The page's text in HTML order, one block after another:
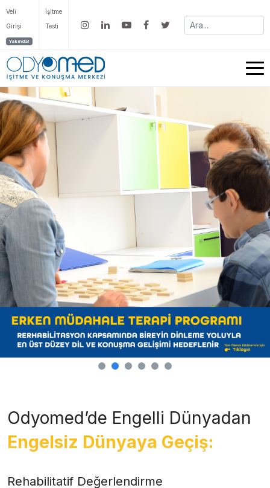
Veli
Girişi
Yakında!
İşitme
Testi
Odyomed’de Engelli Dünyadan
Engelsiz Dünyaya Geçiş:
Rehabilitatif Değerlendirme